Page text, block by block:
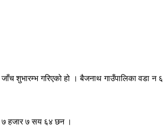
शुभारम्भ गरिएको हो । बैजनाथ गाउँपालिका वडा न ६
७ हजार ७ सय ६४ छन ।